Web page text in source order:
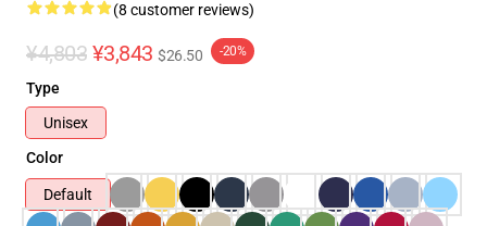
(8 customer reviews)
¥4,803 ¥3,843 $26.50 -20%
Type
Unisex
Color
Default